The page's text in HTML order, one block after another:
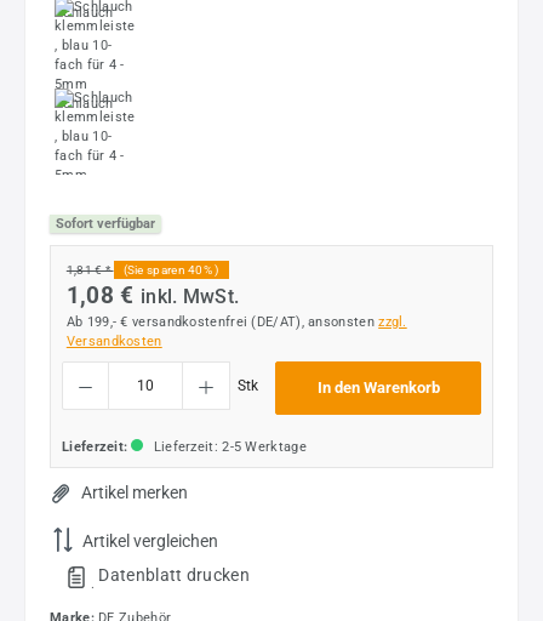
Sofort verfügbar
1,81 € * (Sie sparen 40% )
1,08 € inkl. MwSt.
Ab 199,- € versandkostenfrei (DE/AT), ansonstenzzgl.
Versandkosten
Produkt Anzahl: Gib den gewünschten Wert ein oder benutze die Schaltflächen um
Stk In den Warenkorb
Lieferzeit: Lieferzeit: 2-5 Werktage
Artikel merken
Artikel vergleichen
. Datenblatt drucken